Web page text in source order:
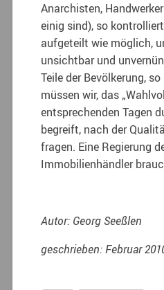
Anarchisten,
einig sind), so
aufgeteilt wie möglich,
unsichtbar und
Teile der Bevölkerung,
müssen wir, das
entsprechenden Tagen
begreift, nach der
fragen. Eine Regierung
Immobilienhändler
Autor: Georg Seeßlen
geschrieben: Februar